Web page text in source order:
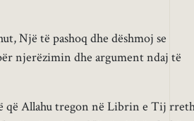
Një të pashoq dhe dëshmoj se
njerëzimin dhe argument ndaj të
që Allahu tregon në Librin e Tij